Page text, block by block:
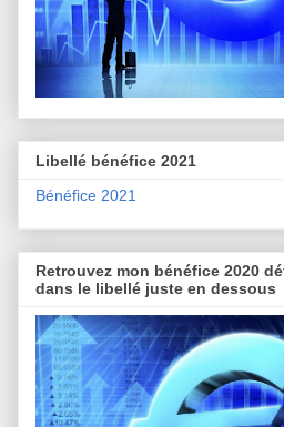
Libellé bénéfice 2021
Bénéfice 2021
Retrouvez mon bénéfice 2020
dans le libellé juste en dessous